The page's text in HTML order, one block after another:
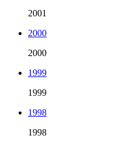
2001
2000
2000
1999
1999
1998
1998